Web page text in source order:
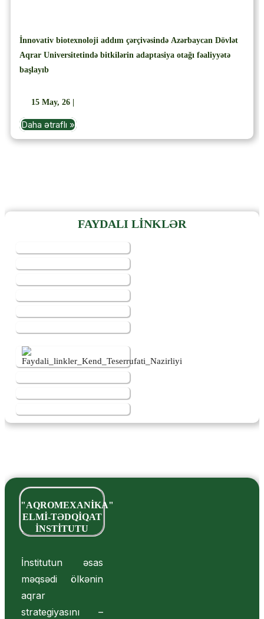
İnnovativ biotexnoloji addım çərçivəsində Azərbaycan Dövlət
Aqrar Universitetində bitkilərin adaptasiya otağı fəaliyyətə
başlayıb
15 May, 26
Daha ətraflı »
FAYDALI LİNKLƏR
"AQROMEXANİKA"
ELMİ-TƏDQİQAT
İNSTİTUTU
İnstitutun əsas
məqsədi ölkənin
aqrar
strategiyasını –